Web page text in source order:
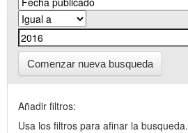
Comenzar nueva busqueda
Añadir filtros:
Usa los filtros para afinar la busqueda.